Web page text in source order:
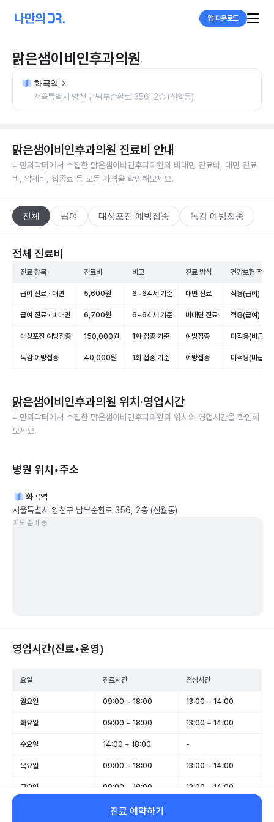
앱 다운로드
맑은샘이비인후과의원
화곡역
서울특별시 양천구 남부순환로 356, 2층 (신월동)
맑은샘이비인후과의원 진료비 안내
나만의닥터에서 수집한 맑은샘이비인후과의원의 비대면 진료비, 대면 진료
비, 약제비, 접종료 등 모든 가격을 확인해보세요.
전체 급여 대상포진 예방접종 독감 예방접종
전체 진료비
진료 항목 진료비 비고 진료 방식 건강보험 적용
급여 진료 · 대면 5,600원 6~64세 기준 대면 진료 적용(급여)
급여 진료 · 비대면 6,700원 6~64세 기준 비대면 진료 적용(급여)
대상포진 예방접종 150,000원 1회 접종 기준 예방접종 미적용(비급여)
독감 예방접종 40,000원 1회 접종 기준 예방접종 미적용(비급여)
맑은샘이비인후과의원 위치·영업시간
나만의닥터에서 수집한 맑은샘이비인후과의원의 위치와 영업시간을 확인해
보세요.
병원 위치•주소
화곡역
서울특별시 양천구 남부순환로 356, 2층 (신월동)
지도 준비 중
영업시간(진료•운영)
요일 진료시간 점심시간
월요일 09:00 ~ 18:00 13:00 ~ 14:00
화요일 09:00 ~ 18:00 13:00 ~ 14:00
수요일 14:00 ~ 18:00 -
목요일 09:00 ~ 18:00 13:00 ~ 14:00
금요일 09:00 ~ 18:00 13:00 ~ 14:00
09:00 ~ 13:00
진료 예약하기